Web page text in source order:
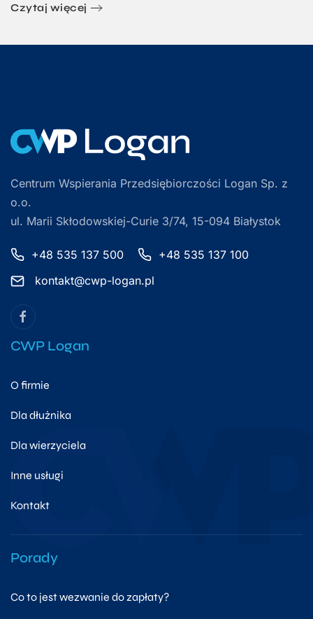
Czytaj więcej
Centrum Wspierania Przedsiębiorczości Logan Sp. z
o.o.
ul. Marii Skłodowskiej-Curie 3/74, 15-094 Białystok
+48 535 137 500
+48 535 137 100
kontakt@cwp-logan.pl
CWP Logan
O firmie
Dla dłużnika
Dla wierzyciela
Inne usługi
Kontakt
Porady
Co to jest wezwanie do zapłaty?